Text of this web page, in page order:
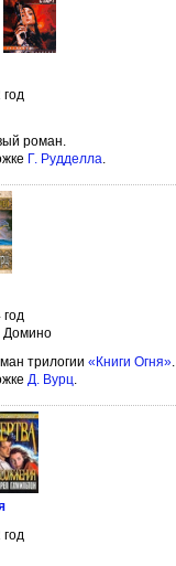
год
роман.
Г. Рудделла.
год
Домино
трилогии «Книги Огня».
Д. Вурц.
год